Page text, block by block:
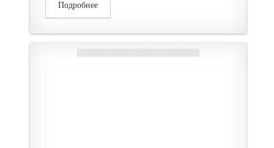
Подробнее